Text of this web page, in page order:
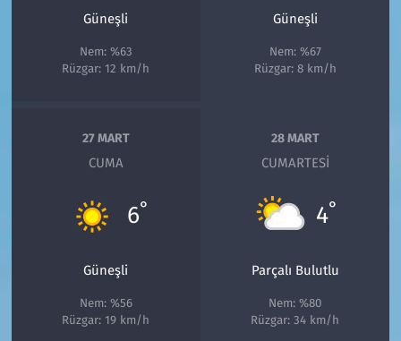
Güneşli
Nem: %63
Rüzgar: 12 km/h
Güneşli
Nem: %67
Rüzgar: 8 km/h
27 MART
CUMA
6°
Güneşli
Nem: %56
Rüzgar: 19 km/h
28 MART
CUMARTESI
4°
Parçalı Bulutlu
Nem: %80
Rüzgar: 34 km/h